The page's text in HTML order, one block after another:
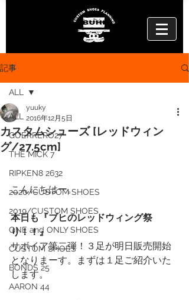
記事
ALL
GUERRERO27
THE MICK 7
RIPKEN8 2632
2020/CUSTOM SHOES
2019/CUSTOM SHOES
ONE and ONLY SHOES
CUSTOM SHOES
BONDS 25
AARON 44
ALL
カスタムシューズ [レッドウィン
グ/27.5cm]
yuuky
2016年12月5日
こんにちはー。
本日も『ブヒのレッドウィング祭
り！！』
サボイア第二弾！３足が明日販売開始
となりまーす。まずは１足ご紹介いた
します。